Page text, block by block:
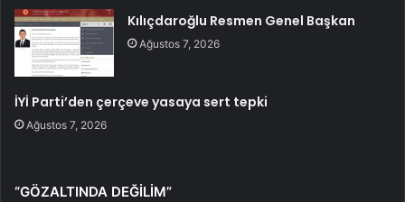
Kılıçdaroğlu Resmen Genel Başkan
Ağustos 7, 2026
İYİ Parti’den çerçeve yasaya sert tepki
Ağustos 7, 2026
“GÖZALTINDA DEĞİLİM”